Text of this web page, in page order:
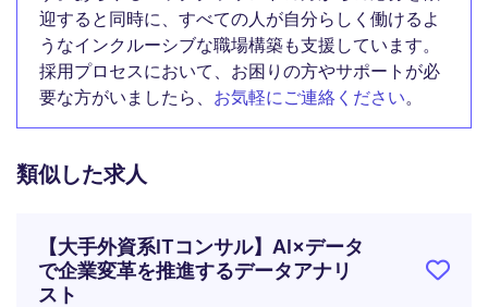
迎すると同時に、すべての人が自分らしく働けるよ
うなインクルーシブな職場構築も支援しています。
採用プロセスにおいて、お困りの方やサポートが必
要な方がいましたら、 お気軽にご連絡ください。
類似した求人
【大手外資系ITコンサル】AI×データ
で企業変革を推進するデータアナリ
スト